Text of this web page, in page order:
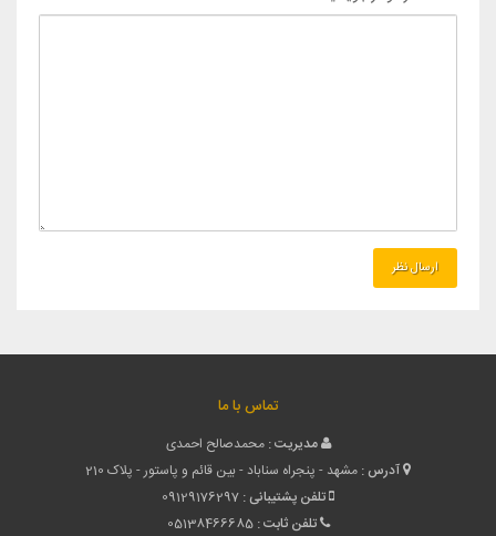
تماس با ما
مدیریت : محمدصالح احمدی
آدرس : مشهد - پنجراه سناباد - بین قائم و پاستور - پلاک 210
تلفن پشتیبانی : 09129176297
تلفن ثابت : 05138466685